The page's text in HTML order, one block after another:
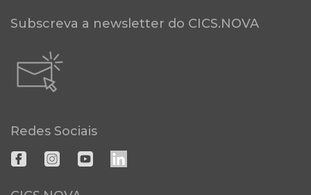
Subscreva a newsletter do CICS.NOVA
Redes Sociais